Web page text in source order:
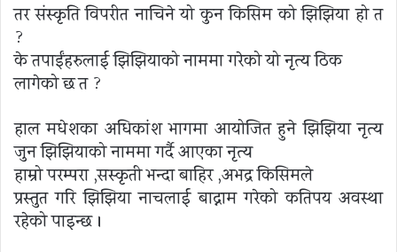
तर संस्कृति विपरीत नाचिने यो कुन किसिम को झिझिया हो त
?
के तपाईंहरुलाई झिझियाको नाममा गरेको यो नृत्य ठिक
लागेको छ त ?
हाल मधेशका अधिकांश भागमा आयोजित हुने झिझिया नृत्य
जुन झिझियाको नाममा गर्दै आएका नृत्य
हाम्रो परम्परा ,सस्कृती भन्दा बाहिर ,अभद्र किसिमले
प्रस्तुत गरि झिझिया नाचलाई बाद्नाम गरेको कतिपय अवस्था
रहेको पाइन्छ ।